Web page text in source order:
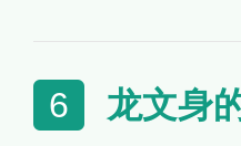
交，并在他
6 龙文身